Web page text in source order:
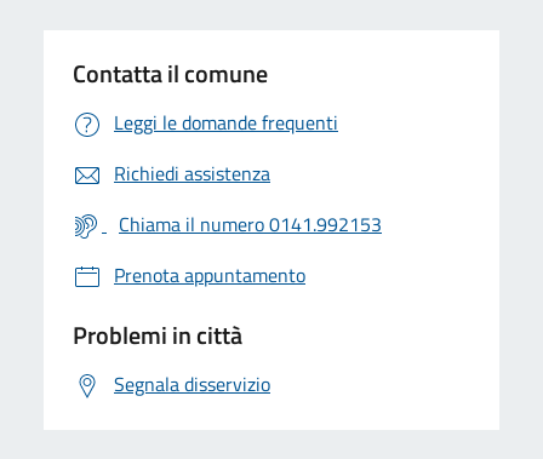
Contatta il comune
Leggi le domande frequenti
Richiedi assistenza
Chiama il numero 0141.992153
Prenota appuntamento
Problemi in città
Segnala disservizio